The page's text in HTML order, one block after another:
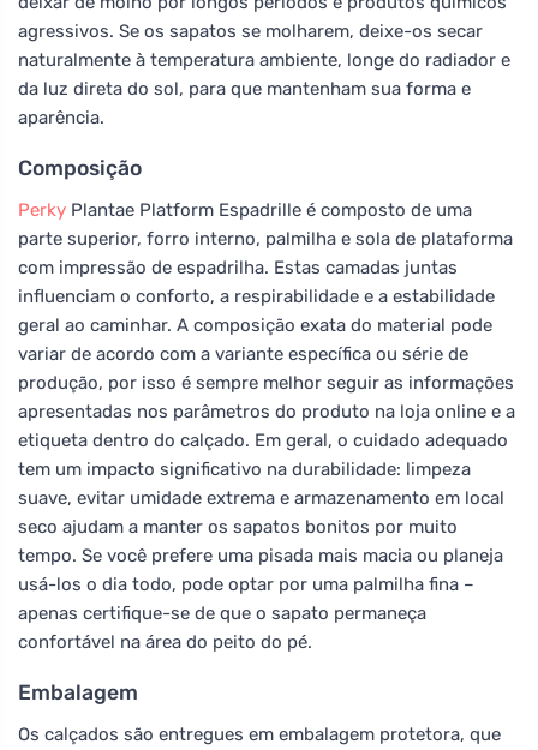
agressivos. Se os sapatos se molharem, deixe-os secar
naturalmente à temperatura ambiente, longe do radiador e
da luz direta do sol, para que mantenham sua forma e
aparência.
Composição
Perky Plantae Platform Espadrille é composto de uma
parte superior, forro interno, palmilha e sola de plataforma
com impressão de espadrilha. Estas camadas juntas
influenciam o conforto, a respirabilidade e a estabilidade
geral ao caminhar. A composição exata do material pode
variar de acordo com a variante específica ou série de
produção, por isso é sempre melhor seguir as informações
apresentadas nos parâmetros do produto na loja online e a
etiqueta dentro do calçado. Em geral, o cuidado adequado
tem um impacto significativo na durabilidade: limpeza
suave, evitar umidade extrema e armazenamento em local
seco ajudam a manter os sapatos bonitos por muito
tempo. Se você prefere uma pisada mais macia ou planeja
usá-los o dia todo, pode optar por uma palmilha fina –
apenas certifique-se de que o sapato permaneça
confortável na área do peito do pé.
Embalagem
Os calçados são entregues em embalagem protetora, que